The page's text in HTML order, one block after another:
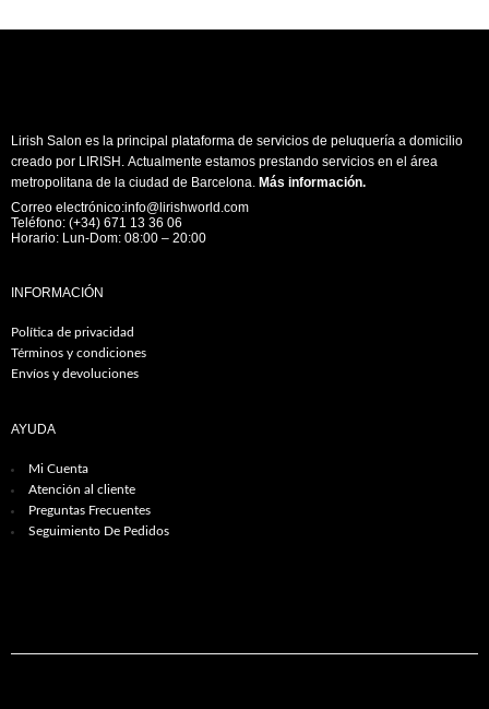
Lirish Salon es la principal plataforma de servicios de peluquería a domicilio
creado por LIRISH. Actualmente estamos prestando servicios en el área
metropolitana de la ciudad de Barcelona. Más información.
Correo electrónico:info@lirishworld.com
Teléfono: (+34) 671 13 36 06
Horario: Lun-Dom: 08:00 – 20:00
INFORMACIÓN
Política de privacidad
Términos y condiciones
Envíos y devoluciones
AYUDA
Mi Cuenta
Atención al cliente
Preguntas Frecuentes
Seguimiento De Pedidos